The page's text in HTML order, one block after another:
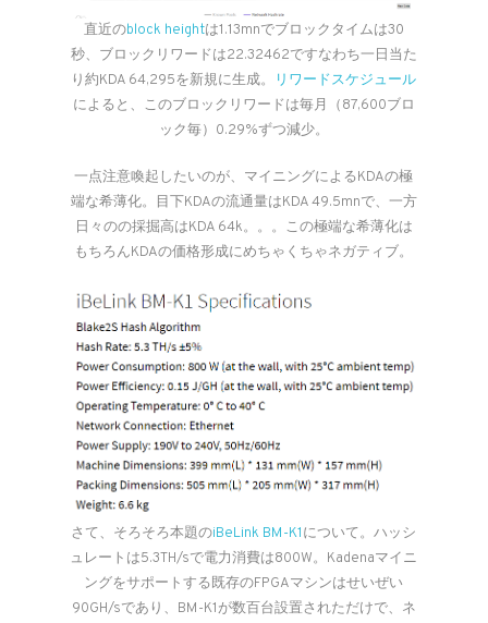
直近のblock heightは1.13mnでブロックタイムは30
秒、ブロックリワードは22.32462ですなわち一日当た
り約KDA 64,295を新規に生成。
リワードスケジュール
によると、このブロックリワードは毎月（87,600ブロ
ック毎）0.29%ずつ減少。
一点注意喚起したいのが、マイニングによるKDAの極
端な希薄化。目下KDAの流通量はKDA 49.5mnで、一方
日々のの採掘高はKDA 64k。。。この極端な希薄化は
もちろんKDAの価格形成にめちゃくちゃネガティブ。
さて、そろそろ本題のiBeLink BM-K1について。ハッシ
ュレートは5.3TH/sで電力消費は800W。Kadenaマイニ
ングをサポートする既存のFPGAマシンはせいぜい
90GH/sであり、BM-K1が数百台設置されただけで、ネ